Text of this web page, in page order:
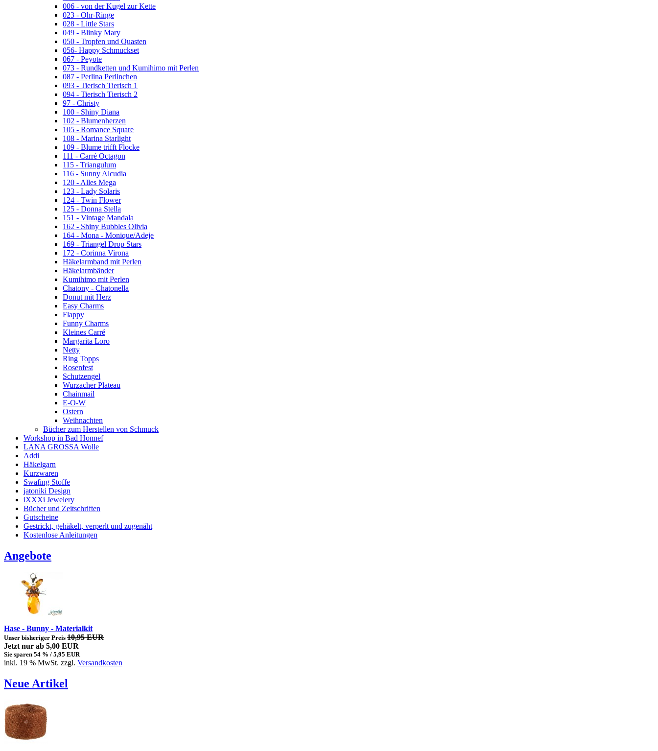
006 - von der Kugel zur Kette
023 - Ohr-Ringe
028 - Little Stars
049 - Blinky Mary
050 - Tropfen und Quasten
056- Happy Schmuckset
067 - Peyote
073 - Rundketten und Kumihimo mit Perlen
087 - Perlina Perlinchen
093 - Tierisch Tierisch 1
094 - Tierisch Tierisch 2
97 - Christy
100 - Shiny Diana
102 - Blumenherzen
105 - Romance Square
108 - Marina Starlight
109 - Blume trifft Flocke
111 - Carré Octagon
115 - Triangulum
116 - Sunny Alcudia
120 - Alles Mega
123 - Lady Solaris
124 - Twin Flower
125 - Donna Stella
151 - Vintage Mandala
162 - Shiny Bubbles Olivia
164 - Mona - Monique/Adeje
169 - Triangel Drop Stars
172 - Corinna Virona
Häkelarmband mit Perlen
Häkelarmbänder
Kumihimo mit Perlen
Chatony - Chatonella
Donut mit Herz
Easy Charms
Flappy
Funny Charms
Kleines Carré
Margarita Loro
Netty
Ring Topps
Rosenfest
Schutzengel
Wurzacher Plateau
Chainmail
E-O-W
Ostern
Weihnachten
Bücher zum Herstellen von Schmuck
Workshop in Bad Honnef
LANA GROSSA Wolle
Addi
Häkelgarn
Kurzwaren
Swafing Stoffe
jatoniki Design
iXXXi Jewelery
Bücher und Zeitschriften
Gutscheine
Gestrickt, gehäkelt, verperlt und zugenäht
Kostenlose Anleitungen
Angebote
Hase - Bunny - Materialkit
Unser bisheriger Preis 10,95 EUR
Jetzt nur ab 5,00 EUR
Sie sparen 54 % / 5,95 EUR
inkl. 19 % MwSt. zzgl. Versandkosten
Neue Artikel